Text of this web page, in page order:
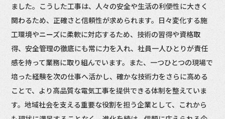
ました。こうした工事は、人々の安全や生活の利便性に大きく
関わるため、正確さと信頼性が求められます。日々変化する施
工環境やニーズに柔軟に対応するため、技術の習得や資格取
得、安全管理の徹底にも常に力を入れ、社員一人ひとりが責任
感を持って業務に取り組んでいます。また、一つひとつの現場で
培った経験を次の仕事へ活かし、確かな技術力をさらに高める
ことで、より高品質な電気工事を提供できる体制を整えていま
す。地域社会を支える重要な役割を担う企業として、これから